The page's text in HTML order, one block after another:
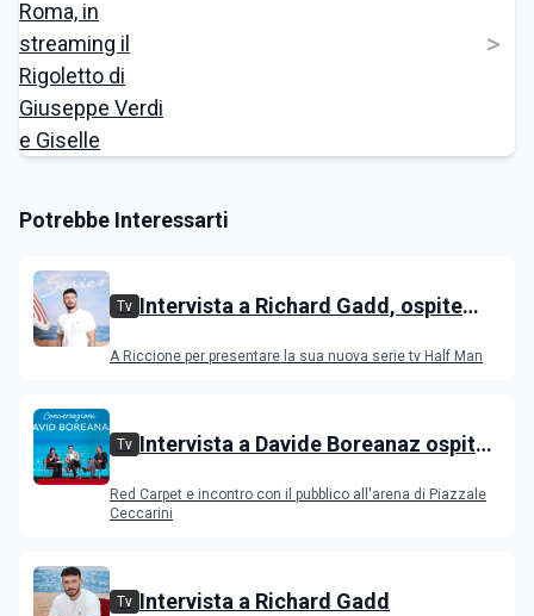
>
Potrebbe Interessarti
Tv Intervista a Richard Gadd, ospite
A Riccione per presentare la sua nuova serie tv Half Man
Tv Intervista a Davide Boreanaz ospite
Red Carpet e incontro con il pubblico all'arena di Piazzale
Ceccarini
Tv Intervista a Richard Gadd